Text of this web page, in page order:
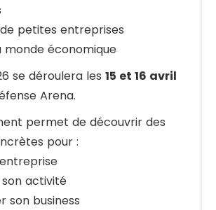
petites entreprises
monde économique
se déroulera les15 et 16 avril
Arena.
permet de découvrir des
pour :
activité
son business